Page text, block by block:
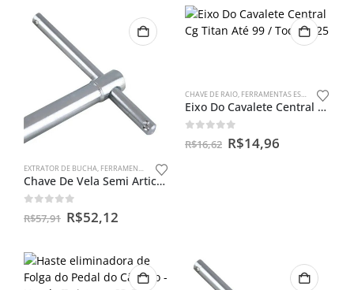
EXTRATOR DE BUCHA, FERRAMENTAS ESPECIAIS
Chave De Vela Semi Articulada 18mm
out of 5
R$57,91 R$52,12
CHAVE DE RAIO, FERRAMENTAS ESPECIAIS
Eixo Do Cavalete Central Cg Titan Até 99 / Today 125
out of 5
R$16,62 R$14,96